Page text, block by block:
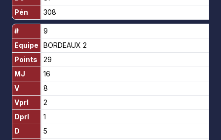
Pén
#
Equipe
Points
MJ
V
Vprl
Dprl
D
308
9
BORDEAUX 2
29
16
8
2
1
5